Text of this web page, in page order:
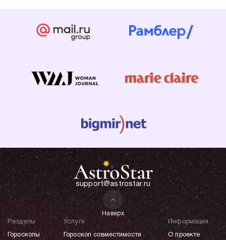
support@astrostar.ru
Наверх
Разделы
Гороскопы
Услуги
Гороскоп совместимости
Информация
О проекте